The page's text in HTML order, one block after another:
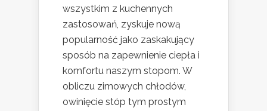
wszystkim z kuchennych
zastosowań, zyskuje nową
popularność jako zaskakujący
sposób na zapewnienie ciepła i
komfortu naszym stopom. W
obliczu zimowych chłodów,
owinięcie stóp tym prostym